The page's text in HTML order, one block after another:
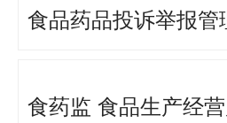
食品药品投诉举报管
食药监 食品生产经